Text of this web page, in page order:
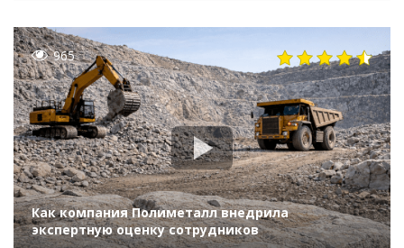
965
Как компания Полиметалл внедрила
экспертную оценку сотрудников